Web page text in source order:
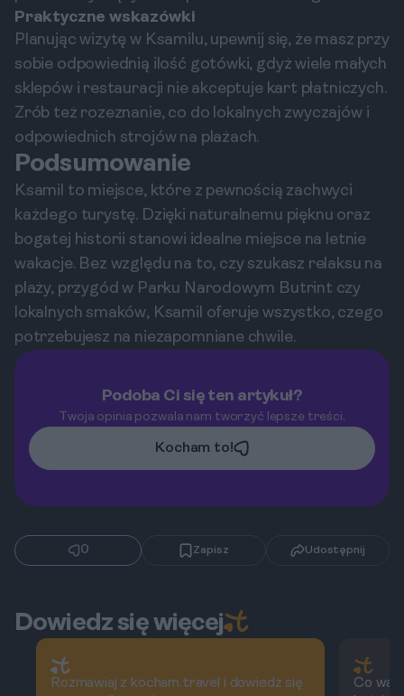
Praktyczne wskazówki
Planując wizytę w Ksamilu, upewnij się, że masz przy
sobie odpowiednią ilość gotówki, gdyż wiele małych
sklepów i restauracji nie akceptuje kart płatniczych.
Zrób też rozeznanie, co do lokalnych zwyczajów i
odpowiednich strojów na plażach.
Podsumowanie
Ksamil to miejsce, które z pewnością zachwyci
każdego turystę. Dzięki naturalnemu pięknu oraz
bogatej historii stanowi idealne miejsce na letnie
wakacje. Bez względu na to, czy szukasz relaksu na
plaży, przygód w Parku Narodowym Butrint czy
lokalnych smaków, Ksamil oferuje wszystko, czego
potrzebujesz na niezapomniane chwile.
Podoba Ci się ten artykuł?
Twoja opinia pozwala nam tworzyć lepsze treści.
Kocham to!
0 Zapisz Udostępnij
Dowiedz się więcej
Rozmawiaj z kocham.travel i dowiedz się
Co